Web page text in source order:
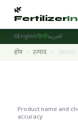
🌿
Fertilizer
🌐Englishहिन्दीالعربية
होम › उत्पाद ›
Product name and
accuracy